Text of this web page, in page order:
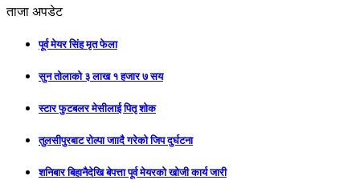
ताजा अपडेट
पूर्व मेयर सिंह मृत फेला
सुन तोलाको ३ लाख १ हजार ७ सय
स्टार फुटबलर मेसीलाई पितृ शोक
तुलसीपुरबाट रोल्पा जाादै गरेको जिप दुर्घटना
शनिबार बिहानैदेखि बेपत्ता पूर्व मेयरको खोजी कार्य जारी